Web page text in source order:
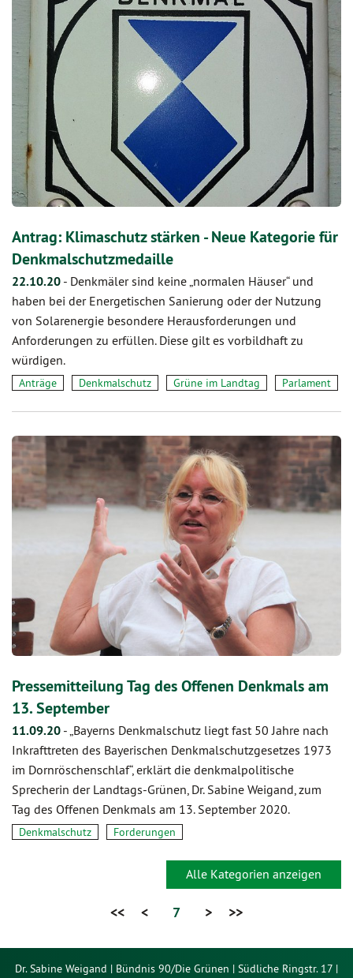
Antrag: Klimaschutz stärken - Neue Kategorie für
Denkmalschutzmedaille
22.10.20 - Denkmäler sind keine „normalen Häuser“ und
haben bei der Energetischen Sanierung oder der Nutzung
von Solarenergie besondere Herausforderungen und
Anforderungen zu erfüllen. Diese gilt es vorbildhaft zu
würdigen.
Anträge Denkmalschutz Grüne im Landtag Parlament
Pressemitteilung Tag des Offenen Denkmals am
13. September
11.09.20 -„Bayerns Denkmalschutz liegt fast 50 Jahre nach
Inkrafttreten des Bayerischen Denkmalschutzgesetzes 1973
im Dornröschenschlaf“, erklärt die denkmalpolitische
Sprecherin der Landtags-Grünen, Dr. Sabine Weigand, zum
Tag des Offenen Denkmals am 13. September 2020.
Denkmalschutz Forderungen
Alle Kategorien anzeigen
<< < 7 > >>
Dr. Sabine Weigand | Bündnis 90/Die Grünen | Südliche Ringstr. 17 |